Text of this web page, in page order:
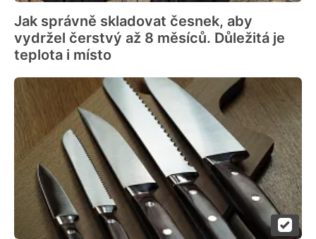
Jak správně skladovat česnek, aby
vydržel čerstvý až 8 měsíců. Důležitá je
teplota i místo